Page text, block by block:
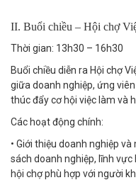
II. Buổi chiều – Hội chợ
Thời gian: 13h30 – 16h30
Buổi chiều diễn ra Hội chợ
giữa doanh nghiệp, ứng
thúc đẩy cơ hội việc làm và
Các hoạt động chính:
• Giới thiệu doanh nghiệp
sách doanh nghiệp, lĩnh
hội chợ phù hợp với người